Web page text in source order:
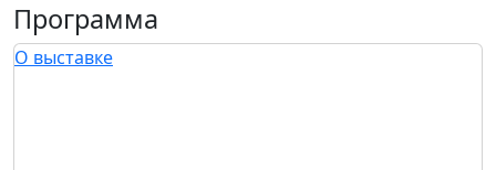
Программа
О выставке